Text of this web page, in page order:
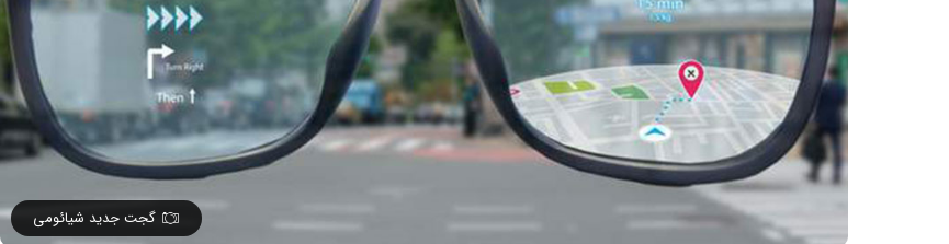
گجت جدید شیائومی